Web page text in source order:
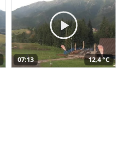
07:13 12,4 °C